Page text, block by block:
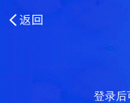
登录后